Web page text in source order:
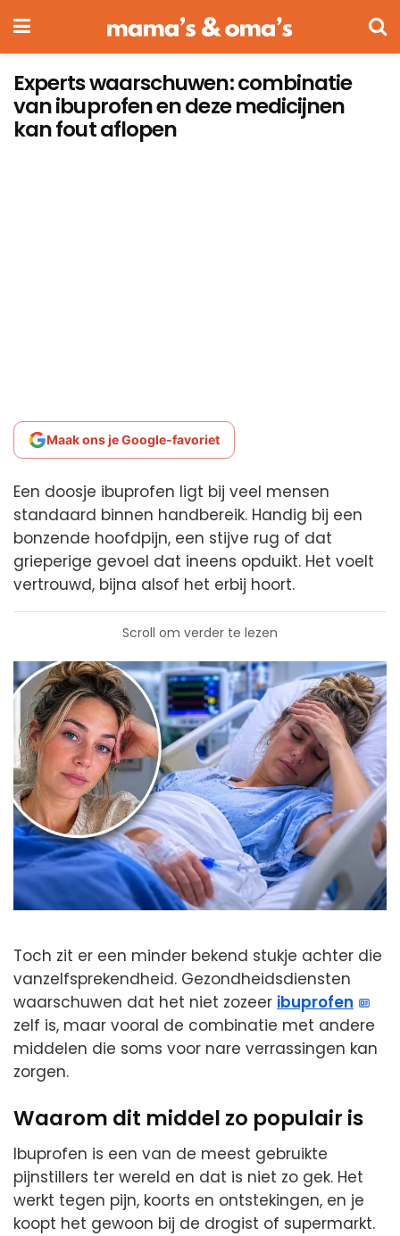
Experts waarschuwen: combinatie
van ibuprofen en deze medicijnen
kan fout aflopen
Maak ons je Google-favoriet
Een doosje ibuprofen ligt bij veel mensen
standaard binnen handbereik. Handig bij een
bonzende hoofdpijn, een stijve rug of dat
grieperige gevoel dat ineens opduikt. Het voelt
vertrouwd, bijna alsof het erbij hoort.
Scroll om verder te lezen
Toch zit er een minder bekend stukje achter die
vanzelfsprekendheid. Gezondheidsdiensten
waarschuwen dat het niet zozeer ibuprofen
zelf is, maar vooral de combinatie met andere
middelen die soms voor nare verrassingen kan
zorgen.
Waarom dit middel zo populair is
Ibuprofen is een van de meest gebruikte
pijnstillers ter wereld en dat is niet zo gek. Het
werkt tegen pijn, koorts en ontstekingen, en je
koopt het gewoon bij de drogist of supermarkt.